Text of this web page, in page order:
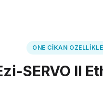
ONE CIKAN
SERVO II